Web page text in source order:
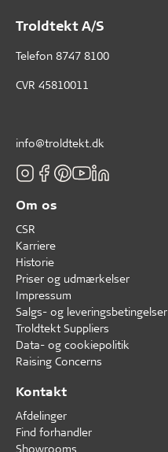
Troldtekt A/S
Telefon 8747 8100
CVR 45810011
info@troldtekt.dk
Om os
CSR
Karriere
Historie
Priser og udmærkelser
Impressum
Salgs- og leveringsbetingelser
Troldtekt Suppliers
Data- og cookiepolitik
Raising Concerns
Kontakt
Afdelinger
Find forhandler
Showrooms